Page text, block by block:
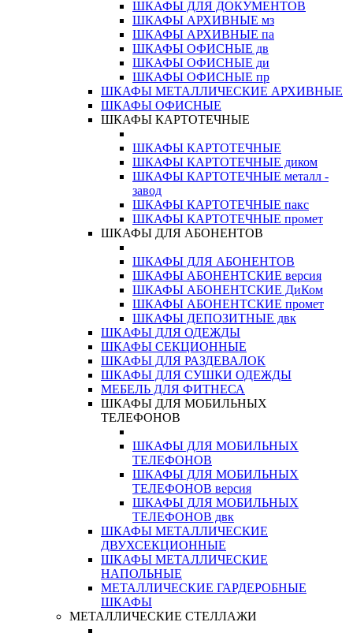
ШКАФЫ ДЛЯ ДОКУМЕНТОВ
ШКАФЫ АРХИВНЫЕ мз
ШКАФЫ АРХИВНЫЕ па
ШКАФЫ ОФИСНЫЕ дв
ШКАФЫ ОФИСНЫЕ ди
ШКАФЫ ОФИСНЫЕ пр
ШКАФЫ МЕТАЛЛИЧЕСКИЕ АРХИВНЫЕ
ШКАФЫ ОФИСНЫЕ
ШКАФЫ КАРТОТЕЧНЫЕ
ШКАФЫ КАРТОТЕЧНЫЕ
ШКАФЫ КАРТОТЕЧНЫЕ диком
ШКАФЫ КАРТОТЕЧНЫЕ металл -
завод
ШКАФЫ КАРТОТЕЧНЫЕ пакс
ШКАФЫ КАРТОТЕЧНЫЕ промет
ШКАФЫ ДЛЯ АБОНЕНТОВ
ШКАФЫ ДЛЯ АБОНЕНТОВ
ШКАФЫ АБОНЕНТСКИЕ версия
ШКАФЫ АБОНЕНТСКИЕ ДиКом
ШКАФЫ АБОНЕНТСКИЕ промет
ШКАФЫ ДЕПОЗИТНЫЕ двк
ШКАФЫ ДЛЯ ОДЕЖДЫ
ШКАФЫ СЕКЦИОННЫЕ
ШКАФЫ ДЛЯ РАЗДЕВАЛОК
ШКАФЫ ДЛЯ СУШКИ ОДЕЖДЫ
МЕБЕЛЬ ДЛЯ ФИТНЕСА
ШКАФЫ ДЛЯ МОБИЛЬНЫХ
ТЕЛЕФОНОВ
ШКАФЫ ДЛЯ МОБИЛЬНЫХ
ТЕЛЕФОНОВ
ШКАФЫ ДЛЯ МОБИЛЬНЫХ
ТЕЛЕФОНОВ версия
ШКАФЫ ДЛЯ МОБИЛЬНЫХ
ТЕЛЕФОНОВ двк
ШКАФЫ МЕТАЛЛИЧЕСКИЕ
ДВУХСЕКЦИОННЫЕ
ШКАФЫ МЕТАЛЛИЧЕСКИЕ
НАПОЛЬНЫЕ
МЕТАЛЛИЧЕСКИЕ ГАРДЕРОБНЫЕ
ШКАФЫ
МЕТАЛЛИЧЕСКИЕ СТЕЛЛАЖИ